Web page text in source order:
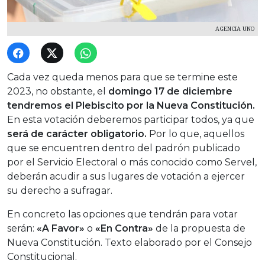
AGENCIA UNO
Cada vez queda menos para que se termine este
2023, no obstante, el domingo 17 de diciembre
tendremos el Plebiscito por la Nueva Constitución.
En esta votación deberemos participar todos, ya que
será de carácter obligatorio. Por lo que, aquellos
que se encuentren dentro del padrón publicado
por el Servicio Electoral o más conocido como Servel,
deberán acudir a sus lugares de votación a ejercer
su derecho a sufragar.
En concreto las opciones que tendrán para votar
serán: «A Favor» o «En Contra» de la propuesta de
Nueva Constitución. Texto elaborado por el Consejo
Constitucional.